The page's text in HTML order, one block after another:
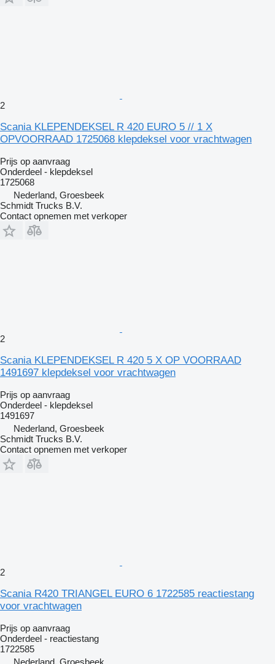
2
Scania KLEPENDEKSEL R 420 EURO 5 // 1 X
OPVOORRAAD 1725068 klepdeksel voor vrachtwagen
Prijs op aanvraag
Onderdeel - klepdeksel
1725068
Nederland, Groesbeek
Schmidt Trucks B.V.
Contact opnemen met verkoper
2
Scania KLEPENDEKSEL R 420 5 X OP VOORRAAD
1491697 klepdeksel voor vrachtwagen
Prijs op aanvraag
Onderdeel - klepdeksel
1491697
Nederland, Groesbeek
Schmidt Trucks B.V.
Contact opnemen met verkoper
2
Scania R420 TRIANGEL EURO 6 1722585 reactiestang
voor vrachtwagen
Prijs op aanvraag
Onderdeel - reactiestang
1722585
Nederland, Groesbeek